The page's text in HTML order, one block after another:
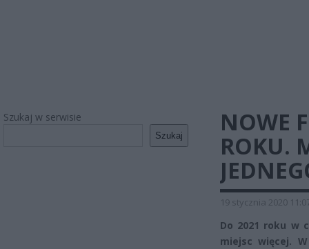
Szukaj w serwisie
Szukaj
NOWE
ROKU.
19 stycznia 2020
Do 2021 roku w
miejsc więcej.